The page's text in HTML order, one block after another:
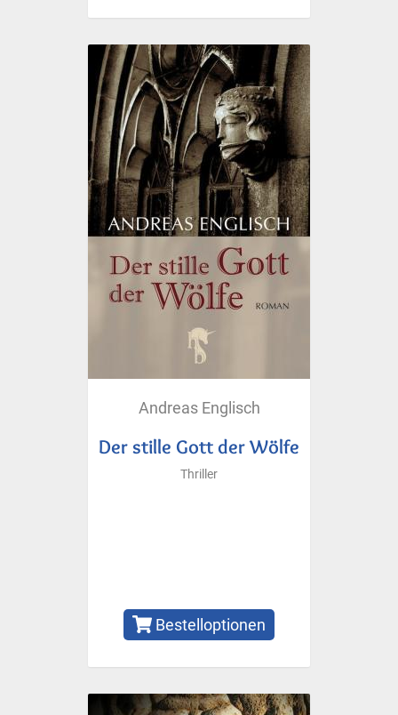
Andreas Englisch
Der stille Gott der Wölfe
Thriller
Bestelloptionen